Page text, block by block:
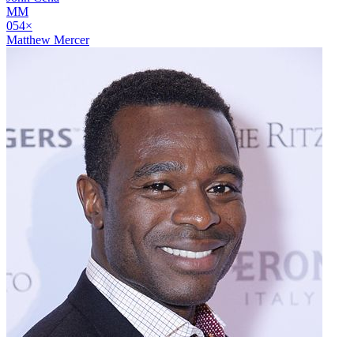
MM
054×
Matthew Mercer